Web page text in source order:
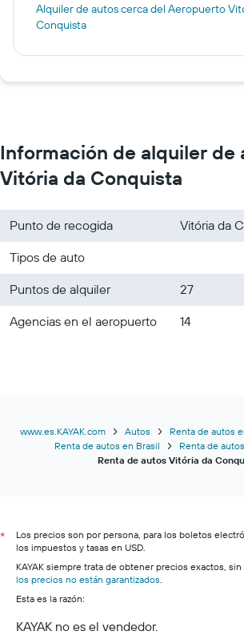
Alquiler de autos cerca del Aeropuerto
Conquista
Información de alquiler de
Vitória da Conquista
Punto de recogida
Vitória da
Tipos de auto
Puntos de alquiler
27
Agencias en el aeropuerto
14
www.es.KAYAK.com Autos
Renta de autos
Renta de autos en Brasil
Renta de
Renta de autos Vitória da
*
Los precios son por persona, para los boletos
los impuestos y tasas en USD.
KAYAK siempre trata de obtener precios exactos, sin
los precios no están garantizados
Esta es la razón:
KAYAK no es el vendedor.